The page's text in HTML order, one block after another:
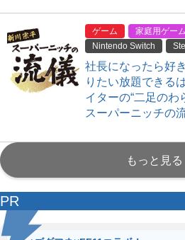
ゲーム 家庭用ゲーム
Nintendo Switch
社長になったら好
りたい放題できる
イターの“二足のわ
スーパーニッチの
もっと見る
PR